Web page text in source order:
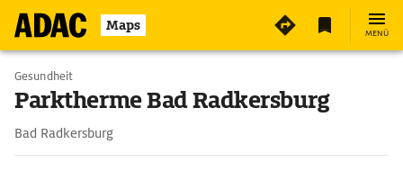
Maps MENÜ
Gesundheit
Parktherme Bad Radkersburg
Bad Radkersburg